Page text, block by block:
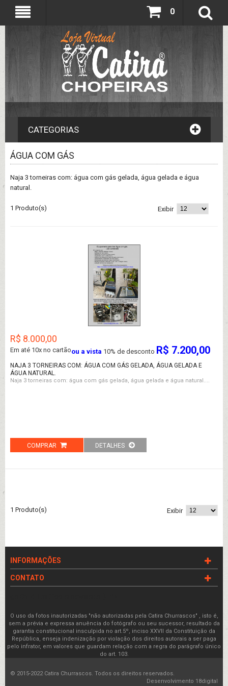
0
CATEGORIAS
ÁGUA COM GÁS
Naja 3 torneiras com: água com gás gelada, água gelada e água
natural.
1 Produto(s) Exibir
R$ 8.000,00
Em até 10x no cartãoou a vista 10% de desconto R$ 7.200,00
NAJA 3 TORNEIRAS COM: ÁGUA COM GÁS GELADA, ÁGUA GELADA E
ÁGUA NATURAL.
Naja 3 torneiras com: água com gás gelada, água gelada e água natural....
COMPRAR DETALHES
1 Produto(s) Exibir
INFORMAÇÕES
CONTATO
O uso da fotos inautorizadas "não autorizadas pela Catira Churrascos" , isto é,
sem a prévia e expressa anuência do fotógrafo ou seu sucessor, resultado da
garantia constitucional insculpida no art.5º, inciso XXVII da Constituição da
República, enseja indenização por violação dos direitos autorais a ser paga
pelo infrator, em valores que guardam relação com a regra do parágrafo único
do art. 103.
© 2015-2022 Catira Churrascos. Todos os direitos reservados.
Desenvolvimento 18digital